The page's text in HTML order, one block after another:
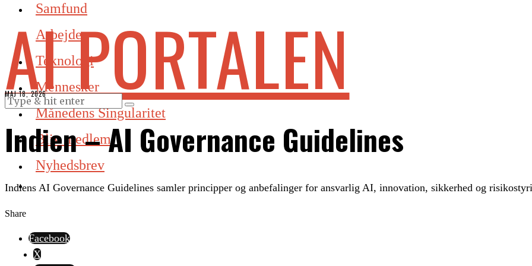
Samfund
Arbejde
Teknologi
Mennesker
Månedens Singularitet
Bliv medlem
Nyhedsbrev
AI PORTALEN
MAJ 18, 2026
Indien – AI Governance Guidelines
Indiens AI Governance Guidelines samler principper og anbefalinger for ansvarlig AI, innovation, sikkerhed og
Share
Facebook
X